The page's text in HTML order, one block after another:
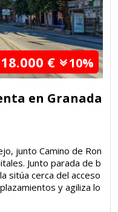
18.000 € 10%
en Granada
junto Camino de Ron
Junto parada de b
sitúa cerca del acceso
y agiliza lo